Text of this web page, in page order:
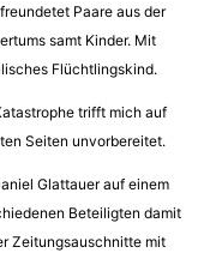
Paare aus der
samt Kinder. Mit
Flüchtlingskind.
trifft mich auf
Seiten unvorbereitet.
Glattauer auf einem
Beteiligten damit
Zeitungsauschnitte mit